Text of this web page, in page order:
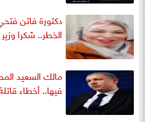
دكتورة فاتن
الخطر.. شكرا
مالك السعيد
فيها.. أخطاء